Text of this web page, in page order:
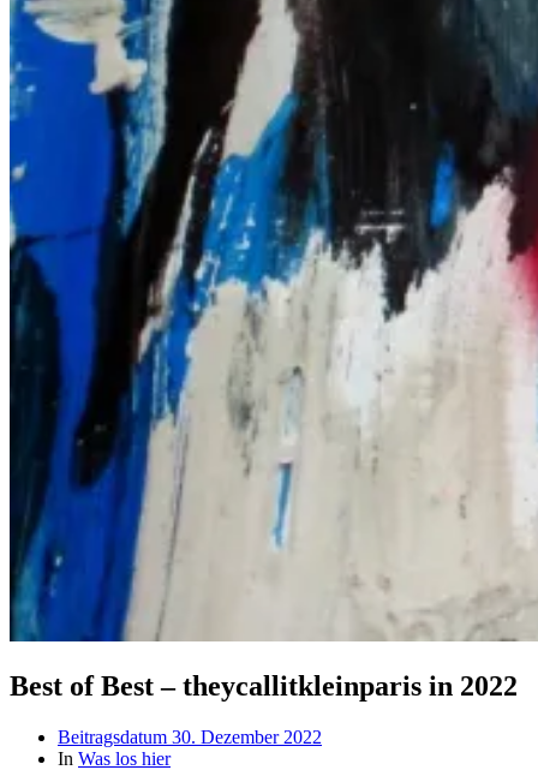
Best of Best – theycallitkleinparis in 2022
Beitragsdatum 30. Dezember 2022
In Was los hier